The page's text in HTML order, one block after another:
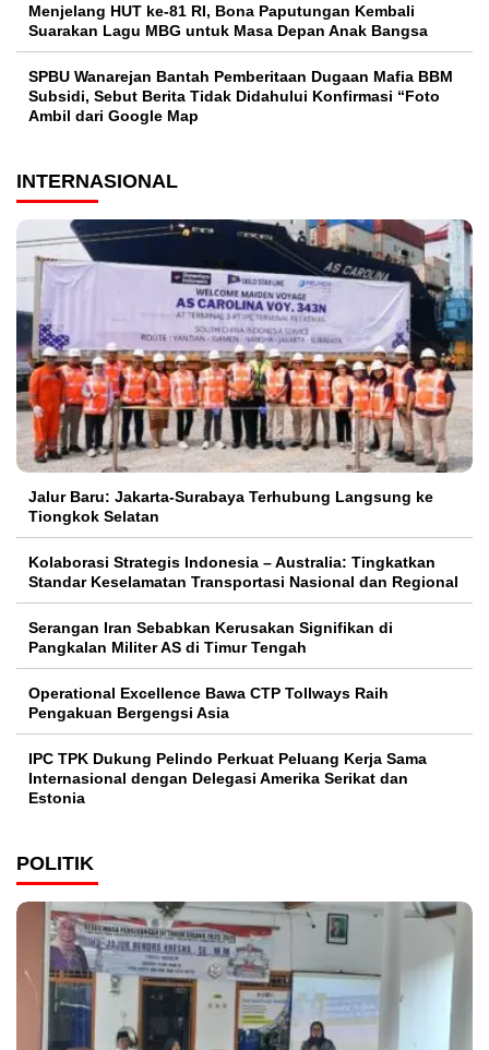
Menjelang HUT ke-81 RI, Bona Paputungan Kembali
Suarakan Lagu MBG untuk Masa Depan Anak Bangsa
SPBU Wanarejan Bantah Pemberitaan Dugaan Mafia BBM
Subsidi, Sebut Berita Tidak Didahului Konfirmasi “Foto
Ambil dari Google Map
INTERNASIONAL
Jalur Baru: Jakarta-Surabaya Terhubung Langsung ke
Tiongkok Selatan
Kolaborasi Strategis Indonesia – Australia: Tingkatkan
Standar Keselamatan Transportasi Nasional dan Regional
Serangan Iran Sebabkan Kerusakan Signifikan di
Pangkalan Militer AS di Timur Tengah
Operational Excellence Bawa CTP Tollways Raih
Pengakuan Bergengsi Asia
IPC TPK Dukung Pelindo Perkuat Peluang Kerja Sama
Internasional dengan Delegasi Amerika Serikat dan
Estonia
POLITIK